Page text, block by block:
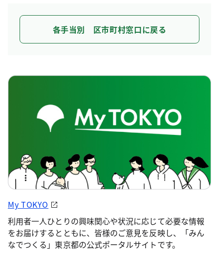
各手当別 区市町村窓口に戻る
My TOKYO
利用者一人ひとりの興味関心や状況に応じて必要な情報
をお届けするとともに、皆様のご意見を反映し、「みん
なでつくる」東京都の公式ポータルサイトです。